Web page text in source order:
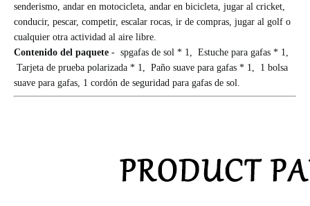
senderismo, andar en motocicleta, andar en bicicleta, jugar al cricket,
conducir, pescar, competir, escalar rocas, ir de compras, jugar al golf o
cualquier otra actividad al aire libre.
Contenido del paquete - spgafas de sol * 1, Estuche para gafas * 1,
Tarjeta de prueba polarizada * 1, Paño suave para gafas * 1, 1 bolsa
suave para gafas, 1 cordón de seguridad para gafas de sol.